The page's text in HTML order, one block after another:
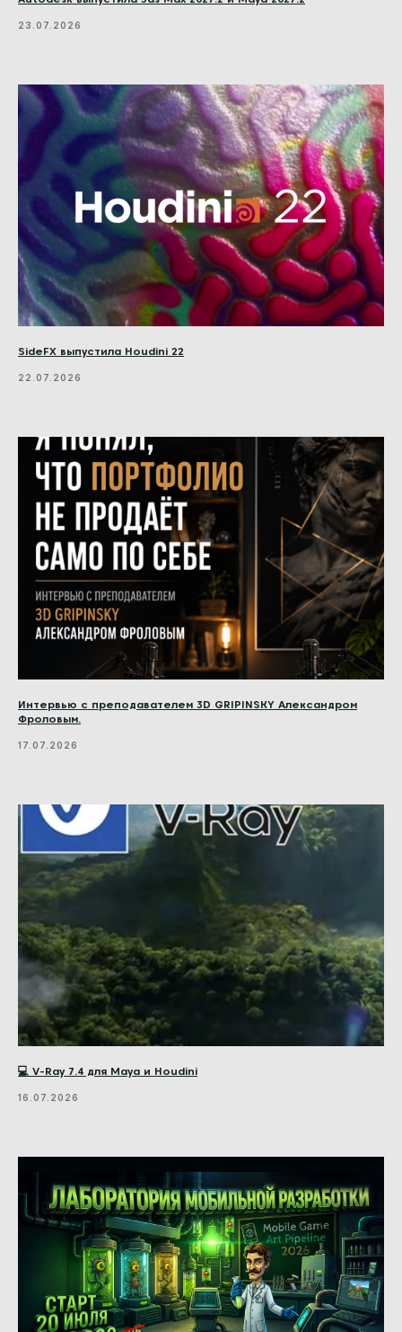
23.07.2026
SideFX выпустила Houdini 22
22.07.2026
Интервью с преподавателем 3D GRIPINSKY Александром
Фроловым.
17.07.2026
💻 V-Ray 7.4 для Maya и Houdini
16.07.2026